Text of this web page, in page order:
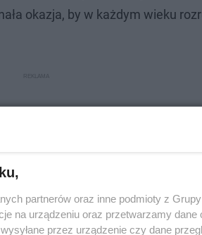
okazja, by w każdym wieku
partnerów oraz inne podmioty z
na urządzeniu oraz przetwarzamy dane
przez urządzenie czy dane